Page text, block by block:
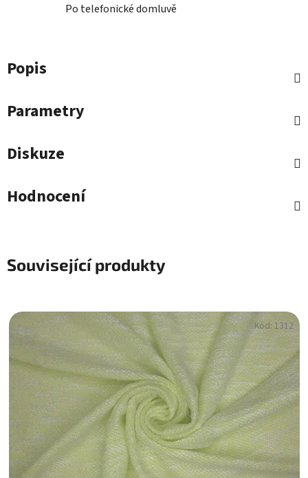
Po telefonické domluvě
Popis
Parametry
Diskuze
Hodnocení
Související produkty
Kód:1312